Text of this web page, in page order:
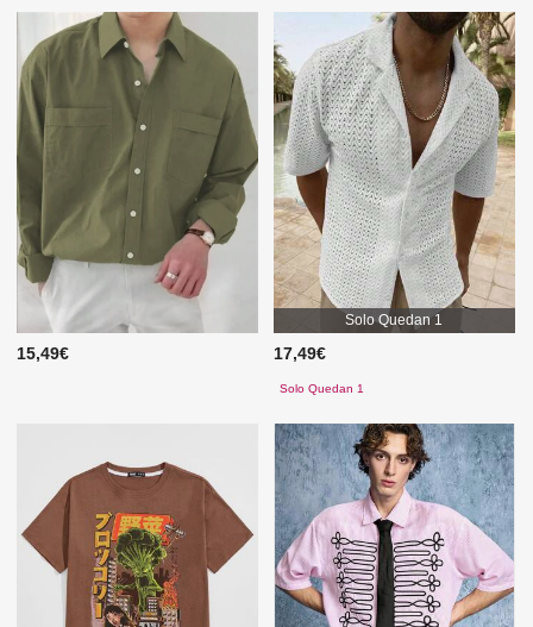
15,49€
Solo Quedan 1
17,49€
Solo Quedan 1